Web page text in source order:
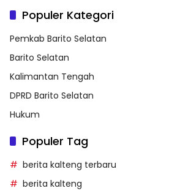
Populer Kategori
Pemkab Barito Selatan
Barito Selatan
Kalimantan Tengah
DPRD Barito Selatan
Hukum
Populer Tag
berita kalteng terbaru
berita kalteng